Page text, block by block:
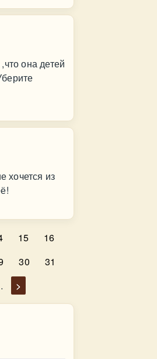
она детей
хочется из
15
16
30
31
>